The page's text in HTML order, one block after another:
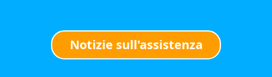
Notizie sull'assistenza